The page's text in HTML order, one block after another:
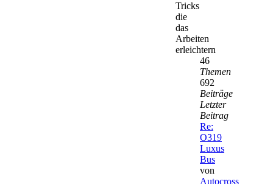
Tricks
die
das
Arbeiten
erleichtern
46
Themen
692
Beiträge
Letzter
Beitrag
Re:
O319
Luxus
Bus
von
Autocross